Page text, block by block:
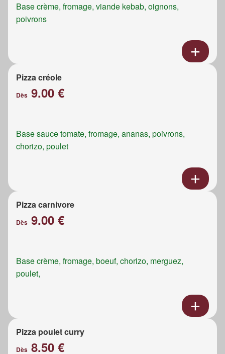
Base crème, fromage, viande kebab, oignons,
poivrons
Pizza créole
Dès 9.00 €
Base sauce tomate, fromage, ananas, poivrons,
chorizo, poulet
Pizza carnivore
Dès 9.00 €
Base crème, fromage, boeuf, chorizo, merguez,
poulet,
Pizza poulet curry
Dès 8.50 €